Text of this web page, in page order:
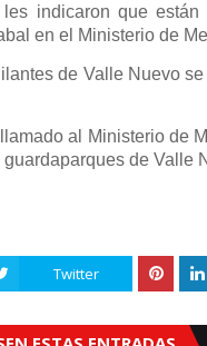
indicaron que
en el Ministerio de
de Valle Nuevo
al Ministerio de
de Valle
Twitter